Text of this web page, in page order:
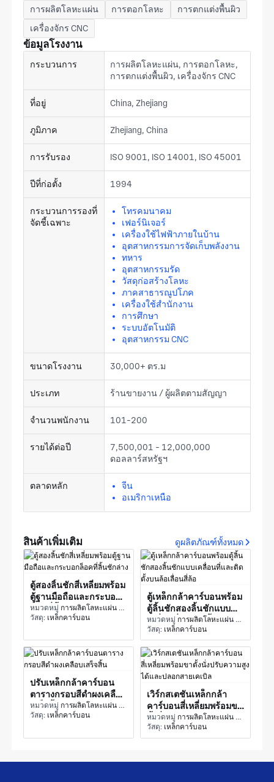
การผลิตโลหะแผ่น การตอกโลหะ
การตกแต่งพื้นผิว
เครื่องจักร CNC
ข้อมูลโรงงาน
กระบวนการ
การผลิตโลหะแผ่น, การตอกโลหะ,
การตกแต่งพื้นผิว, เครื่องจักร CNC
ที่อยู่ China, Zhejiang
ภูมิภาค Zhejiang, China
การรับรอง ISO 9001, ISO 14001, ISO 45001
ปีที่ก่อตั้ง 1994
กระบวนการรองที่
จัดชี้เฉพาะ
โทรคมนาคม
เฟอร์นิเจอร์
เครื่องใช้ไฟฟ้าภายในบ้าน
อุตสาหกรรมการจัดเก็บพลังงาน
ทหาร
อุตสาหกรรมรัด
วัสดุก่อสร้างโลหะ
ภาคสาธารณูปโภค
เครื่องใช้สำนักงาน
การศึกษา
ระบบอัตโนมัติ
อุตสาหกรรม CNC
ขนาดโรงงาน 30,000+ ตร.ม
ประเภท ร้านขายงาน / ผู้ผลิตตามสัญญา
จำนวนพนักงาน 101-200
รายได้ต่อปี
7,500,001 - 12,000,000
ดอลลาร์สหรัฐฯ
ตลาดหลัก
จีน
อเมริกาเหนือ
สินค้าเพิ่มเติม ดูผลิตภัณฑ์ทั้งหมด
ตู้สองลิ้นชักสี่เหลี่ยมพร้อม
ตู้ฐานมือถือและกระบอก
ล็อคที่ลิ้นชักล่าง
หมวดหมู่ การผลิตโลหะแผ่น - ส่วนโครงสร้าง
วัสดุ: เหล็กคาร์บอน
ตู้เหล็กกล้าคาร์บอนพร้อม
ตู้ลิ้นชักสองลิ้นชักแบบ
เคลื่อนที่และติดตั้งบนล้อ
เลื่อนสี่ล้อ
หมวดหมู่ การผลิตโลหะแผ่น - ส่วนโครงสร้าง
วัสดุ: เหล็กคาร์บอน
ปรับเหล็กกล้าคาร์บอน
ตารางกรอบสีดำผงเคลือบ
เสร็จสิ้น
หมวดหมู่ การผลิตโลหะแผ่น - ส่วนโครงสร้าง
วัสดุ: เหล็กคาร์บอน
เวิร์กสเตชันเหล็กกล้า
คาร์บอนสี่เหลี่ยมพร้อมขา
ตั้งนั่งปรับความสูงได้และ
ปลอกสายเคเบิล
หมวดหมู่ การผลิตโลหะแผ่น - ส่วนโครงสร้าง
วัสดุ: เหล็กคาร์บอน